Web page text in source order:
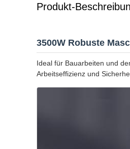
Produkt-
3500W Robuste
Ideal für Bauarbeiten und
Arbeitseffizienz und